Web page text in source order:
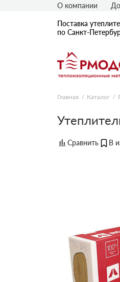
Поставка
по Санкт-
О компании
Главная Каталог